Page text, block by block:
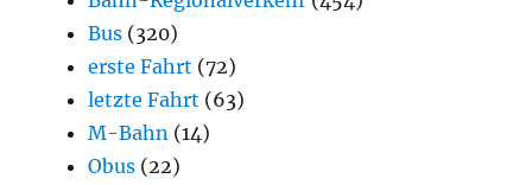
Bus (320)
erste Fahrt (72)
letzte Fahrt (63)
M-Bahn (14)
Obus (22)